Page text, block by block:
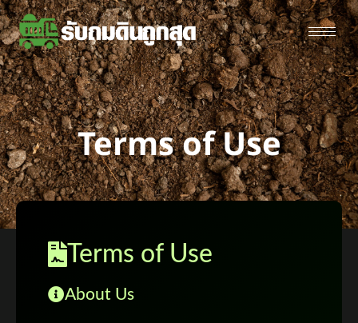
Terms of Use
Terms of Use
About Us